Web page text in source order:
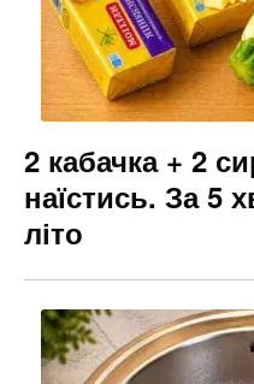
2 кабачка + 2
наїстись. За 5
літо